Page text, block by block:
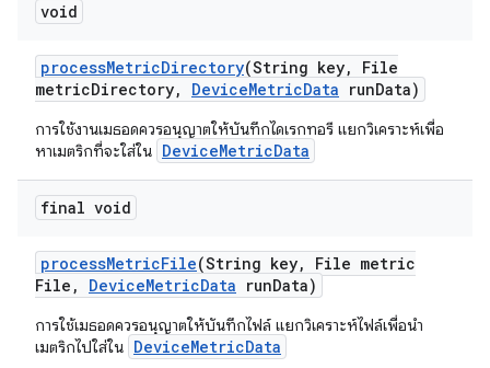
void
processMetricDirectory(String key,
File
metricDirectory, DeviceMetricData runData)
การใช้งานเมธอดควรอนุญาตให้บันทึกไดเรกทอรี แยกวิเคราะห์เพื่อ
หาเมตริกที่จะใส่ใน DeviceMetricData
final void
processMetricFile(String key,
File metric
File , DeviceMetricData runData)
การใช้เมธอดควรอนุญาตให้บันทึกไฟล์ แยกวิเคราะห์ไฟล์เพื่อนำ
เมตริกไปใส่ใน DeviceMetricData